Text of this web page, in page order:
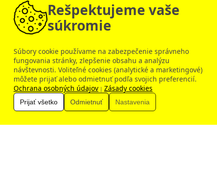
Dobrý deň, ako vám môžem pomôcť?
Rešpektujeme vaše
súkromie
Súbory cookie používame na zabezpečenie správneho
fungovania stránky, zlepšenie obsahu a analýzu
návštevnosti. Voliteľné cookies (analytické a marketingové)
môžete prijať alebo odmietnuť podľa svojich preferencií.
Ochrana osobných údajov | Zásady cookies
Prijať všetko Odmietnuť Nastavenia